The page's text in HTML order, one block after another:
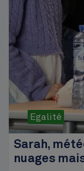
Egalité
Sarah,
nuages